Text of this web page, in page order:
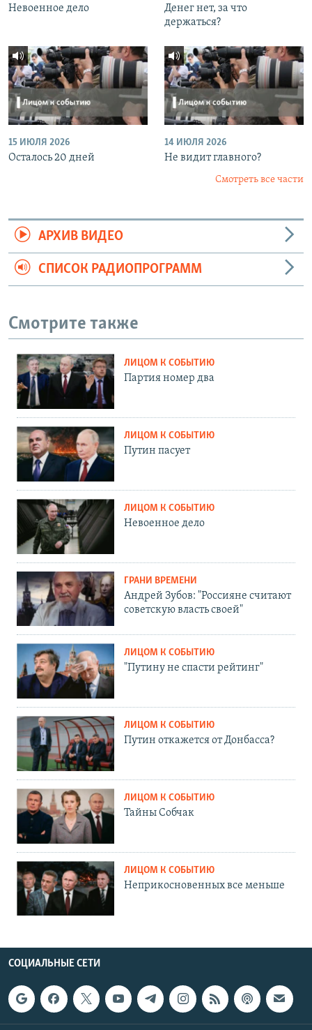
Невоенное дело
Денег нет, за что
держаться?
15 ИЮЛЯ 2026
Осталось 20 дней
14 ИЮЛЯ 2026
Не видит главного?
Смотреть все части
АРХИВ ВИДЕО
СПИСОК РАДИОПРОГРАММ
Смотрите также
ЛИЦОМ К СОБЫТИЮ
Партия номер два
ЛИЦОМ К СОБЫТИЮ
Путин пасует
ЛИЦОМ К СОБЫТИЮ
Невоенное дело
ГРАНИ ВРЕМЕНИ
Андрей Зубов: "Россияне считают
советскую власть своей"
ЛИЦОМ К СОБЫТИЮ
"Путину не спасти рейтинг"
ЛИЦОМ К СОБЫТИЮ
Путин откажется от Донбасса?
ЛИЦОМ К СОБЫТИЮ
Тайны Собчак
ЛИЦОМ К СОБЫТИЮ
Неприкосновенных все меньше
СОЦИАЛЬНЫЕ СЕТИ